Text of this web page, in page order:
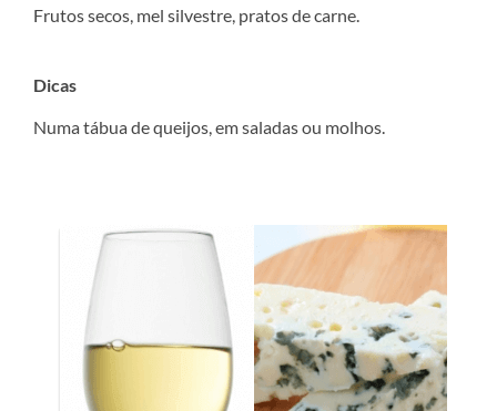
Frutos secos, mel silvestre, pratos de carne.
Dicas
Numa tábua de queijos, em saladas ou molhos.